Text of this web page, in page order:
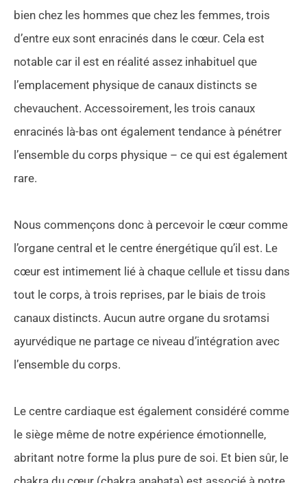
bien chez les hommes que chez les femmes, trois
d’entre eux sont enracinés dans le cœur. Cela est
notable car il est en réalité assez inhabituel que
l’emplacement physique de canaux distincts se
chevauchent. Accessoirement, les trois canaux
enracinés là-bas ont également tendance à pénétrer
l’ensemble du corps physique – ce qui est également
rare.
Nous commençons donc à percevoir le cœur comme
l’organe central et le centre énergétique qu’il est. Le
cœur est intimement lié à chaque cellule et tissu dans
tout le corps, à trois reprises, par le biais de trois
canaux distincts. Aucun autre organe du srotamsi
ayurvédique ne partage ce niveau d’intégration avec
l’ensemble du corps.
Le centre cardiaque est également considéré comme
le siège même de notre expérience émotionnelle,
abritant notre forme la plus pure de soi. Et bien sûr, le